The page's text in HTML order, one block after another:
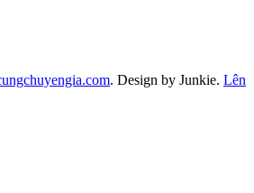
. Design by Junkie. Lên